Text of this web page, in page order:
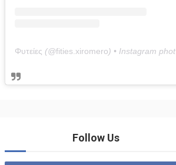
Φυτείες (@fities.xiromero) • Instagram photos and videos
Follow Us